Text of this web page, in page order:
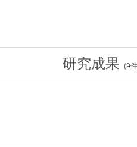
研究成果 (9